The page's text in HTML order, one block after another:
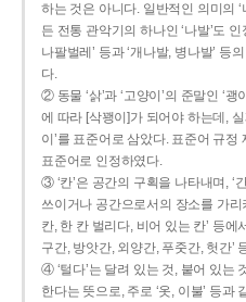
하는 것은 아니다. 일반적인 의미의
든 전통 관악기의 하나인 ‘나발’도
나팔벌레’ 등과 ‘개나발, 병나발’ 등
다.
② 동물 ‘삵’과 ‘고양이’의 준말인 ‘괭
에 따라 [삭꽹이]가 되어야 하는데,
이’를 표준어로 삼았다. 표준어 규정
표준어로 인정하였다.
③ ‘칸’은 공간의 구획을 나타내며, ‘
쓰이거나 공간으로서의 장소를 가리
칸, 한 칸 벌리다, 비어 있는 칸’ 등에
구간, 방앗간, 외양간, 푸줏간, 헛간’
④ ‘털다’는 달려 있는 것, 붙어 있는
한다는 뜻으로, 주로 ‘옷, 이불’ 등과